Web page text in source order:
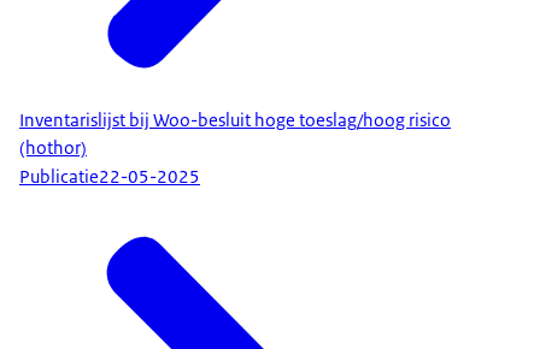
Inventarislijst bij Woo-besluit hoge toeslag/hoog risico
(hothor)
Publicatie22-05-2025